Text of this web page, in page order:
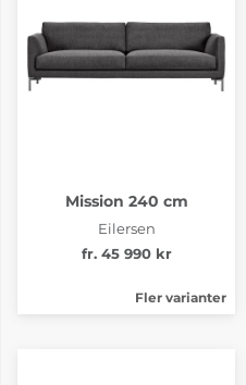
Mission 240 cm
Eilersen
fr. 45 990 kr
Fler varianter